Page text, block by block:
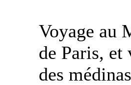
Voyage au
de Paris, et
des